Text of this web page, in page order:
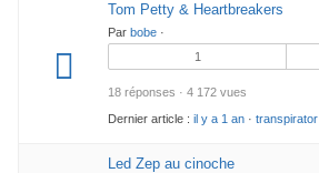
Tom Petty & Heartbreakers
Par bobe ·
1
18 réponses · 4 172 vues
Dernier article : il y a 1 an · transpirator
Led Zep au cinoche